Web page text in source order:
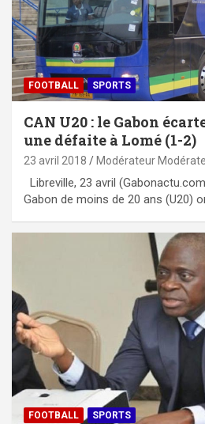
FOOTBALL SPORTS
CAN U20 : le Gabon
une défaite à Lomé (1-2)
23 avril 2018 Modérateur
Libreville, 23 avril
Gabon de moins de 20 ans (U20)
FOOTBALL SPORTS